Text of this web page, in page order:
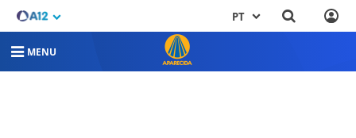
PT
MENU